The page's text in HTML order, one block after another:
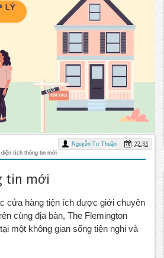
tích thông tin mới
tin mới
Nguyễn Tư Thuận 22:33
cửa hàng tiện ích được giới chuyên
cùng địa bàn, The Flemington
một không gian sống tiện nghi và